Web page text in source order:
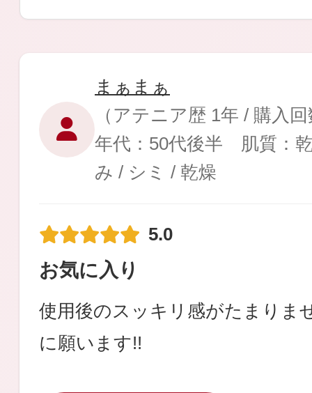
メイクアップ
健康食品／サプ
ファッション
まぁまぁ
（アテニア歴 1年 / 購入
年代：50代後半 肌質：
み / シミ / 乾燥
5.0
お気に入り
使用後のスッキリ感がたまりま
に願います!!